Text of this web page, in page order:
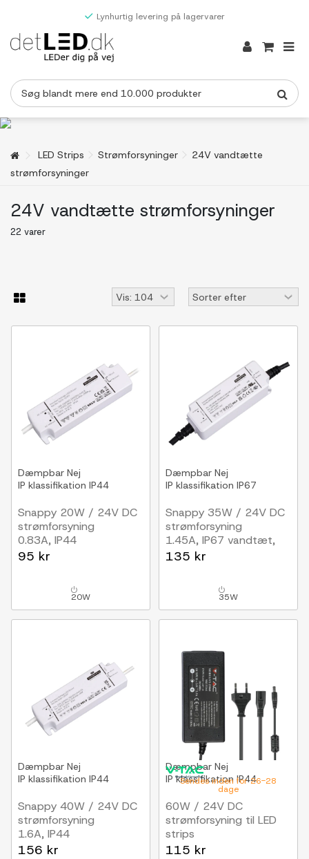
Lynhurtig levering på lagervarer
LED Strips Strømforsyninger
24V vandtætte
strømforsyninger
24V vandtætte strømforsyninger
22 varer
Dæmpbar Nej
IP klassifikation IP44
Snappy 20W / 24V DC
strømforsyning
0.83A, IP44
95 kr
20W
Dæmpbar Nej
IP klassifikation IP67
Snappy 35W / 24V DC
strømforsyning
1.45A, IP67 vandtæt,
Vandtæt
135 kr
35W
Dæmpbar Nej
IP klassifikation IP44
Snappy 40W / 24V DC
strømforsyning
1.6A, IP44
156 kr
Sendes inden for 26-28
dage
Dæmpbar Nej
IP klassifikation IP44
60W / 24V DC
strømforsyning til LED
strips
2.5A, IP44 vådrum
115 kr